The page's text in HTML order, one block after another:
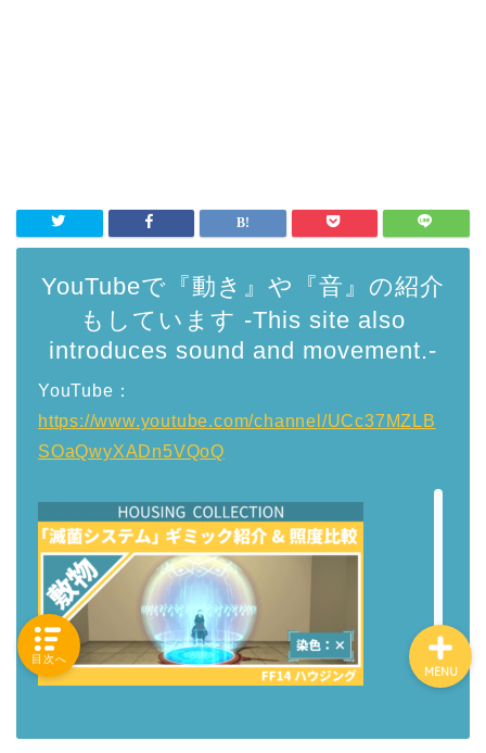
YouTubeで『動き』や『音』の紹介
もしています -This site also
introduces sound and movement.-
YouTube：
https://www.youtube.com/channel/UCc37MZLB
SOaQwyXADn5VQoQ
MENU
「カテゴリー」の一覧 -
HOUSING COLLECTIONと
ご要望はコチラから
目次へ